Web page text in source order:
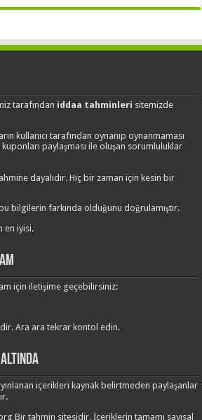
tarafından iddaa tahminleri sitemizde
kullanıcı tarafından oynanıp oynanmaması
paylaşması ile oluşan sorumluluklar
dayalıdır. Hiç bir zaman için kesin bir
bilgilerin farkında olduğunu doğrulamıştır.
en iyisi.
için iletişime geçebilirsiniz:
Ara ara tekrar kontol edin.
içerikleri kaynak belirtmeden paylaşanlar
Bir tahmin sitesidir. İçeriklerin tamamı sayısal